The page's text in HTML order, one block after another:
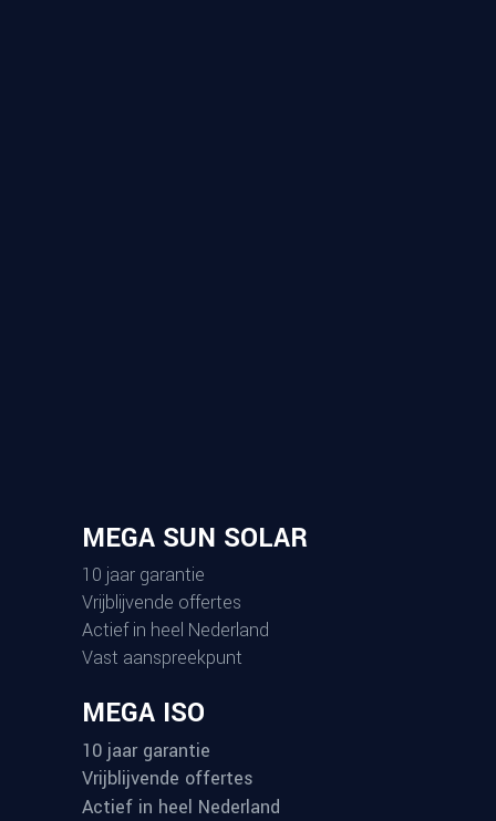
MEGA SUN SOLAR
10 jaar garantie
Vrijblijvende offertes
Actief in heel Nederland
Vast aanspreekpunt
MEGA ISO
10 jaar garantie
Vrijblijvende offertes
Actief in heel Nederland